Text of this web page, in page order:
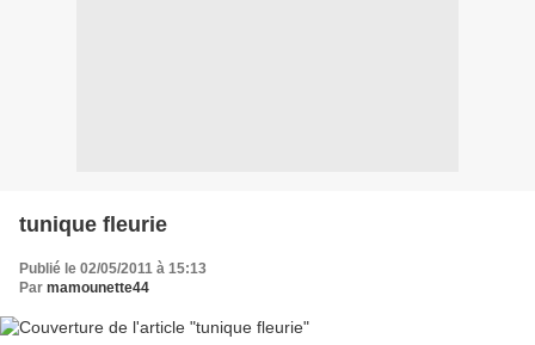
tunique fleurie
Publié le 02/05/2011 à 15:13
Par mamounette44